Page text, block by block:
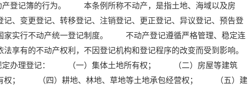
产登记簿的行为。 本条例所称不动产，是指土地、海域以及房
变更登记、转移登记、注销登记、更正登记、异议登记、预告登
实行不动产统一登记制度。 不动产登记遵循严格管理、稳定连
有的不动产权利，不因登记机构和登记程序的改变而受到影响。
办理登记： （一）集体土地所有权； （二）房屋等建筑
权； （四）耕地、林地、草地等土地承包经营权； （五）建